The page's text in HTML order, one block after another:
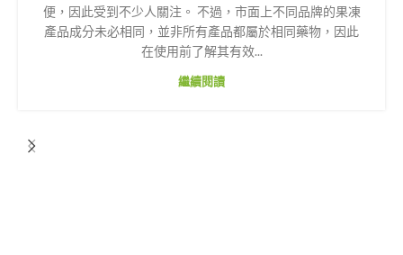
便，因此受到不少人關注。 不過，市面上不同品牌的果凍
產品成分未必相同，並非所有產品都屬於相同藥物，因此
在使用前了解其有效...
繼續閱讀